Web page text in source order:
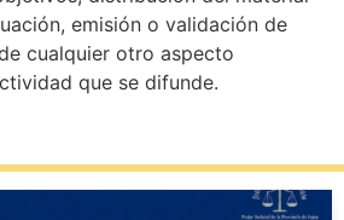
emisión o validación de
cualquier otro aspecto
que se difunde.